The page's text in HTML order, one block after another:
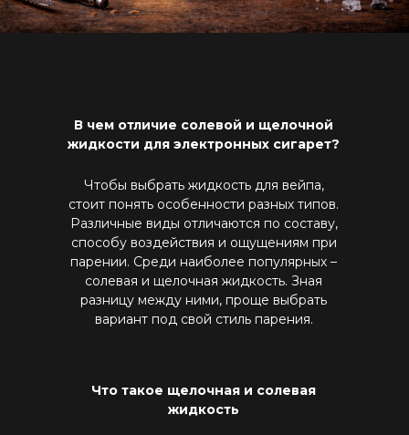
Max Flavor Sour
Max Flavor Табак
GLITCH GENETIC CODE
GLITCH RAISIN
Жидкости для вейпа VLIQ
Комплектующие RINKOE
Комплектующие ELFBAR
Комплектующие Lost Vape
АКБ (Аккумуляторы)
Зарядные устройства
Комплектующие VAPORESSO
Все комплектующие
Кальяны и комплектующие
Чаши для кальянов
Мундштуки для кальянов
Трубки для кальянов
Плиты для кальянов
Щипцы для кальянов
Колбы для кальянов
Гарантия
Оптовые продажи
Адреса магазинов
+375 (29) 126-36-01
cloudhouse56@gmail.com
В чем отличие солевой и щелочной
жидкости для электронных сигарет?
Чтобы выбрать жидкость для вейпа,
стоит понять особенности разных типов.
Различные виды отличаются по составу,
способу воздействия и ощущениям при
парении. Среди наиболее популярных –
солевая и щелочная жидкость. Зная
разницу между ними, проще выбрать
вариант под свой стиль парения.
Что такое щелочная и солевая
жидкость